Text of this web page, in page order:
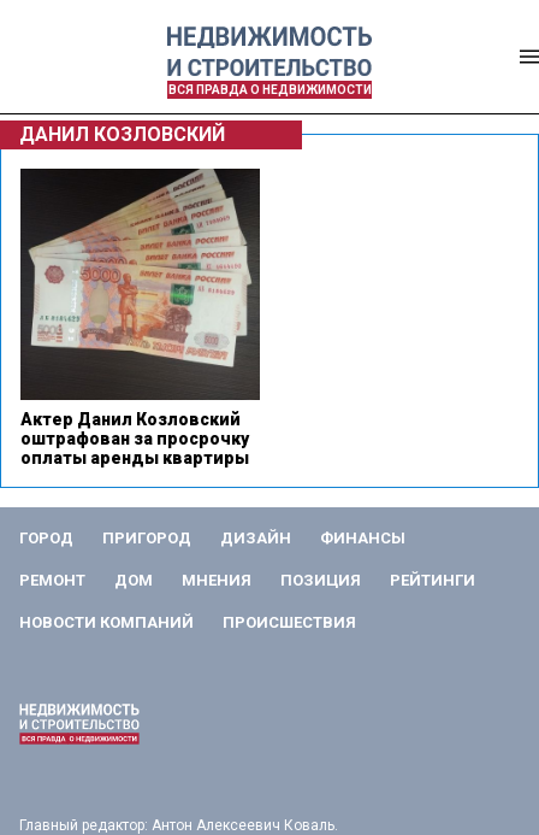
ВСЯ ПРАВДА О НЕДВИЖИМОСТИ
ДАНИЛ КОЗЛОВСКИЙ
Актер Данил Козловский
оштрафован за просрочку
оплаты аренды квартиры
ГОРОД ПРИГОРОД ДИЗАЙН ФИНАНСЫ
РЕМОНТ ДОМ МНЕНИЯ ПОЗИЦИЯ РЕЙТИНГИ
НОВОСТИ КОМПАНИЙ ПРОИСШЕСТВИЯ
Главный редактор: Антон Алексеевич Коваль.